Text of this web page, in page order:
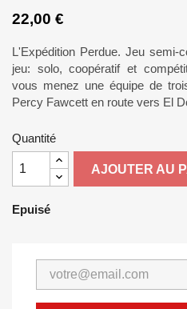
22,00 €
L'Expédition Perdue. Jeu semi-
jeu: solo, coopératif et
vous menez une équipe de
Percy Fawcett en route vers El
Quantité
AJOUTER AU
Epuisé